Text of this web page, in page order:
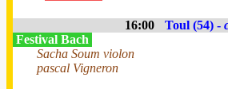
16:00 Toul (54) -
Festival Bach
Sacha Soum violon
pascal Vigneron